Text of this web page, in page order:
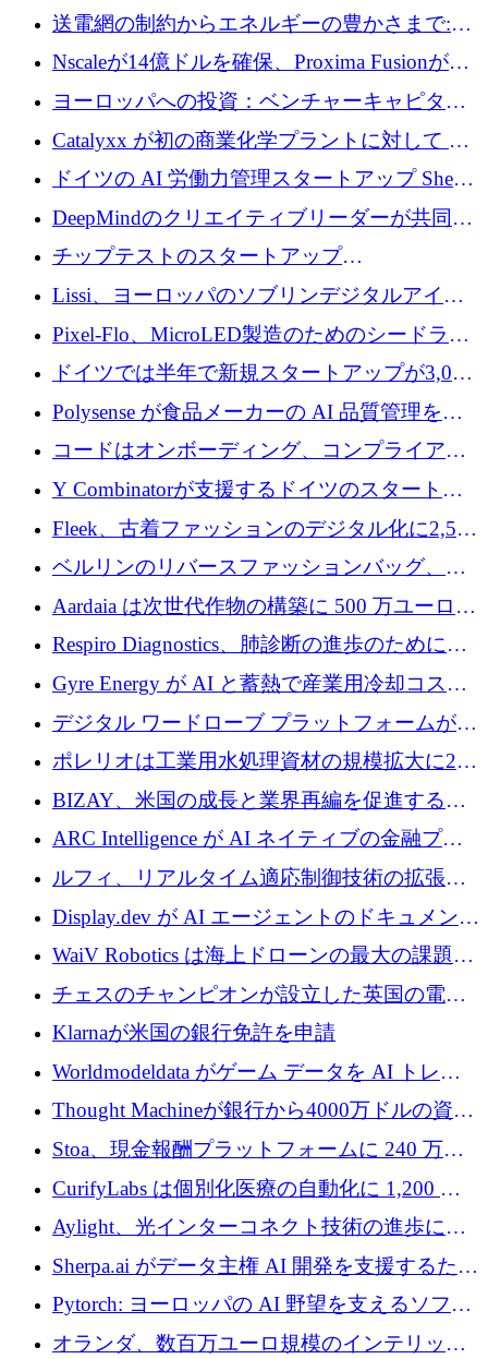
ラットフォームを拡大するために 100 万ユー
ロを調達
送電網の制約からエネルギーの豊かさまで:
Envision の Gobi X がヨーロッパの AI の未来
Nscaleが14億ドルを確保、Proxima Fusionが4
億1,100万ユーロを獲得、Invest EuropeはVCの
ヨーロッパへの投資：ベンチャーキャピタル
が過去2番目に高い水準に到達
Catalyxx が初の商業化学プラントに対して EU
から 2,000 万ユーロ以上の支援を獲得
ドイツの AI 労働力管理スタートアップ Sherpa
がプレシードで 220 万ドルを調達
DeepMindのクリエイティブリーダーが共同設
立したAIライティングのスタートアップが
1,300万ドルのシード投資を調達
チップテストのスタートアップ
QuantumDiamondsが株式資金で1,500万ユーロ
を調達
Lissi、ヨーロッパのソブリンデジタルアイデ
ンティティの未来を推進するために350万ユー
ロを調達
Pixel-Flo、MicroLED製造のためのシードラウ
ンドで525万ポンドを獲得
ドイツでは半年で新規スタートアップが3,000
社という記録を目の当たりにし、涙を流すハ
ンブルク
Polysense が食品メーカーの AI 品質管理を拡
張するために 1,070 万ドルを調達
コードはオンボーディング、コンプライアン
ス、支払いを統合するために 640 万ポンドを
Y Combinatorが支援するドイツのスタートア
ップFintoが340万ドルを調達、シリコンバレ
ーではなくミュンヘンを選んだと語る
Fleek、古着ファッションのデジタル化に2,500
万ドルを確保
ベルリンのリバースファッションバッグ、繊
維仕分け規模拡大に7桁の資金調達
Aardaia は次世代作物の構築に 500 万ユーロを
寄付
Respiro Diagnostics、肺診断の進歩のために
100 万ポンドを確保
Gyre Energy が AI と蓄熱で産業用冷却コスト
を削減するために 130 万ドルを調達
デジタル ワードローブ プラットフォームが
1,000 万人のユーザーに到達し、Whering が
700 万ドルを獲得
ポレリオは工業用水処理資材の規模拡大に240
万ユーロを確保
BIZAY、米国の成長と業界再編を促進するた
めに5,500万ドルを確保
ARC Intelligence が AI ネイティブの金融プラ
ットフォームを拡大するために 400 万ユーロ
ルフィ、リアルタイム適応制御技術の拡張に
810万ポンドを確保
Display.dev が AI エージェントのドキュメント
コラボレーションを強化するために 47 万ユー
WaiV Robotics は海上ドローンの最大の課題の
1 つをどのように解決しているか
チェスのチャンピオンが設立した英国の電池
材料スタートアップ TaiSan が 465 万ポンドを
Klarnaが米国の銀行免許を申請
Worldmodeldata がゲーム データを AI トレー
ニングに変えるために 700 万ポンドを獲得
Thought Machineが銀行から4000万ドルの資金
調達、年間収益1億ドルを突破
Stoa、現金報酬プラットフォームに 240 万ド
ルを確保
CurifyLabs は個別化医療の自動化に 1,200 万
ユーロを寄付
Aylight、光インターコネクト技術の進歩に向
けて450万ユーロのプレシードラウンドを終了
Sherpa.ai がデータ主権 AI 開発を支援するため
に 1,800 万ドルを調達
Pytorch: ヨーロッパの AI 野望を支えるソフト
ウェア層
オランダ、数百万ユーロ規模のインテリック